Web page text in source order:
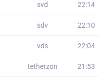
svd 22:14
sdv 22:10
vds 22:04
tetherzon 21:53